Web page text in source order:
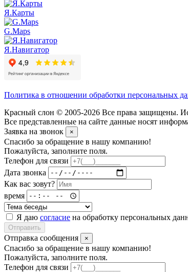
Я.Карты
G.Maps
Я.Навигатор
Политика в отношении обработки персональных
Красный слон © 2005-2026 Все права защищены.
Все представленные на сайте данные носят
Заявка на звонок
×
Спасибо за обращение в нашу компанию!
Пожалуйста, заполните поля.
Телефон для связи
Дата звонка
Как вас зовут?
время
Я даю согласие на обработку персональных
Отправить
Отправка сообщения ×
Спасибо за обращение в нашу компанию!
Пожалуйста, заполните поля.
Телефон для связи